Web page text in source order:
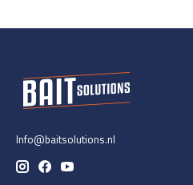
Info@baitsolutions.nl